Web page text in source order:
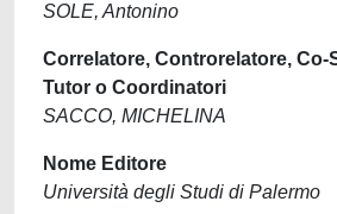
SOLE, Antonino
Correlatore, Controrelatore, Co-
Tutor o Coordinatori
SACCO, MICHELINA
Nome Editore
Università degli Studi di Palermo